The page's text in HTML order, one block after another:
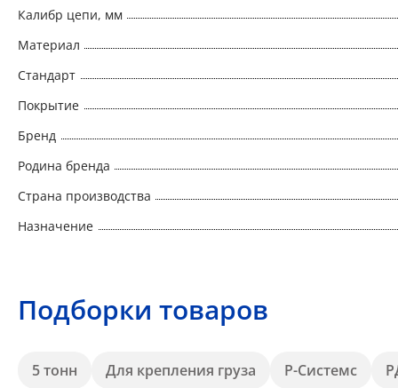
Калибр цепи, мм
Материал
Стандарт
Покрытие
Бренд
Родина бренда
Страна производства
Назначение
Подборки товаров
5 тонн Для крепления груза Р-Системс